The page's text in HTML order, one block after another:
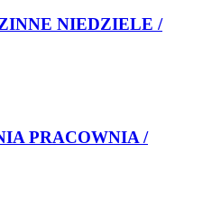
NIEDZIELE /
PRACOWNIA /